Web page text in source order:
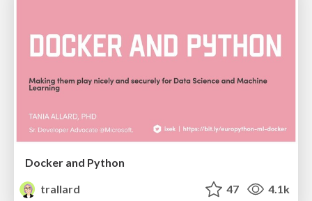
Docker and Python
trallard
47 4.1k